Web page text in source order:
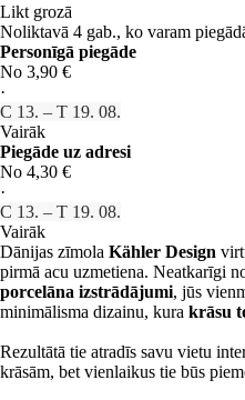
Likt grozā
Noliktavā 4 gab., ko varam
Personīgā piegāde
No 3,90 €
·
C 13. – T 19. 08.
Vairāk
Piegāde uz adresi
No 4,30 €
·
C 13. – T 19. 08.
Vairāk
Dānijas zīmola Kähler Design
pirmā acu uzmetiena. Neatkarīgi
porcelāna izstrādājumi, jūs
minimālisma dizainu, kura krāsu
Rezultātā tie atradīs savu vietu
krāsām, bet vienlaikus tie būs